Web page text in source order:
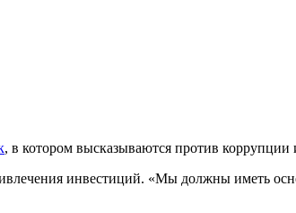
, в котором высказываются против коррупции
инвестиций. «Мы должны иметь